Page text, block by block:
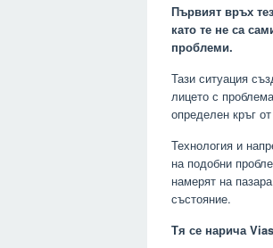
Първият връх
като те не са
проблеми.
Тази ситуация
лицето с
определен кръг
Технология и
на подобни
намерят на
състояние.
Тя се нарича